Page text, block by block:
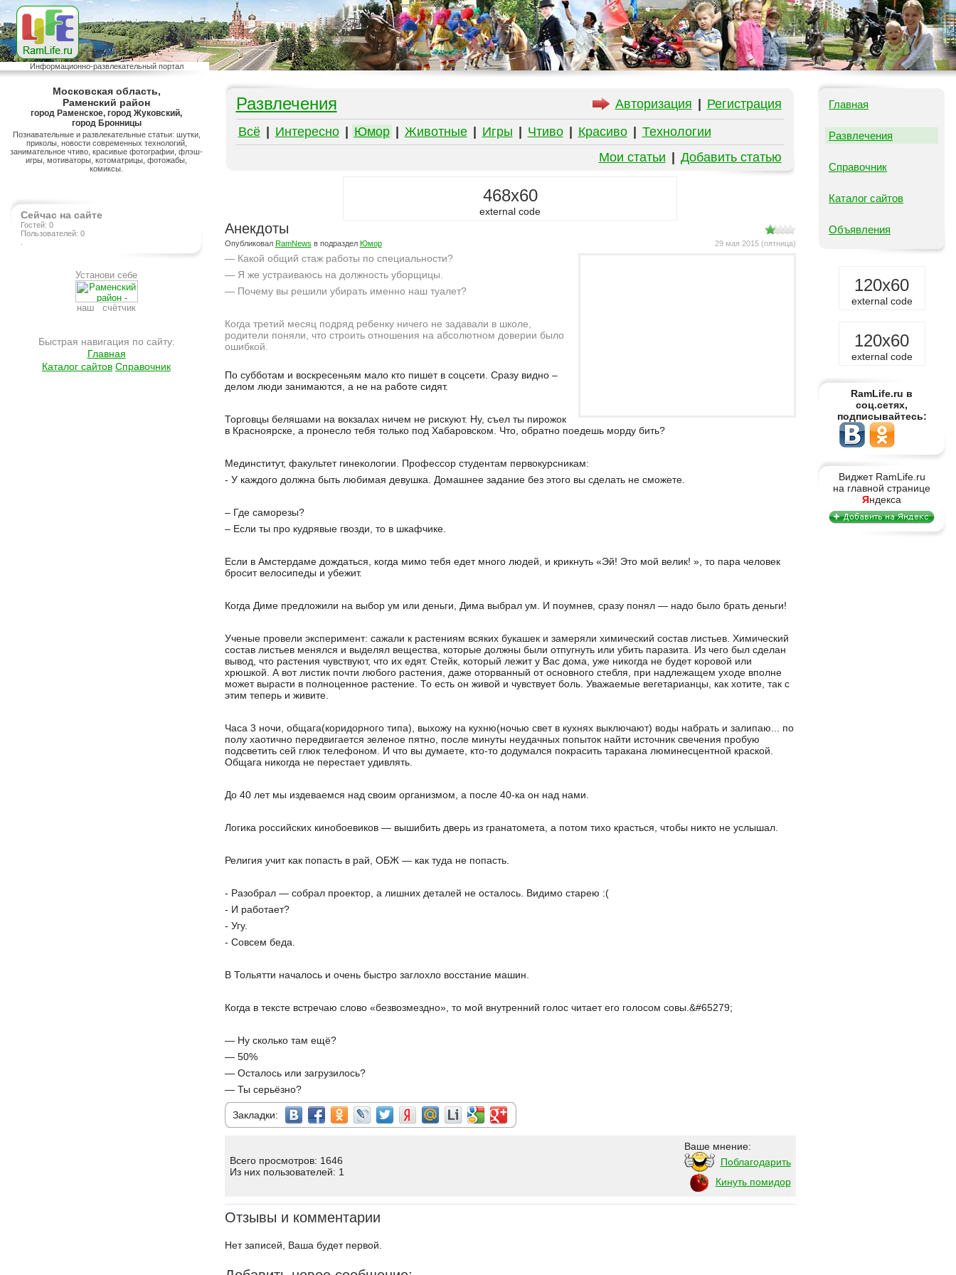
Информационно-развлекательный портал
Московская область,
Раменский район
город Раменское, город Жуковский,
город Бронницы
Познавательные и развлекательные статьи: шутки,
приколы, новости современных технологий,
занимательное чтиво, красивые фотографии, флэш-
игры, мотиваторы, котоматрицы, фотожабы,
комиксы.
Сейчас на сайте
Гостей: 0
Пользователей: 0
Установи себе
наш счётчик
Быстрая навигация по сайту:
Главная
Каталог сайтов Справочник
Авторизация Регистрация
Развлечения
Всё Интересно Юмор Животные Игры Чтиво Красиво
Технологии
Мои статьи
Добавить статью
468x60
external code
Анекдоты
29 мая 2015 (пятница)
Опубликовал RamNews в подраздел Юмор
— Какой общий стаж работы по специальности?
— Я же устраиваюсь на должность уборщицы.
— Почему вы решили убирать именно наш туалет?
Когда третий месяц подряд ребенку ничего не задавали в школе,
родители поняли, что строить отношения на абсолютном доверии было
ошибкой.
По субботам и воскресеньям мало кто пишет в соцсети. Сразу видно –
делом люди занимаются, а не на работе сидят.
Торговцы беляшами на вокзалах ничем не рискуют. Ну, съел ты пирожок
в Красноярске, а пронесло тебя только под Хабаровском. Что, обратно поедешь морду бить?
Мединститут, факультет гинекологии. Профессор студентам первокурсникам:
- У каждого должна быть любимая девушка. Домашнее задание без этого вы сделать не сможете.
– Где саморезы?
– Если ты про кудрявые гвозди, то в шкафчике.
Если в Амстердаме дождаться, когда мимо тебя едет много людей, и крикнуть «Эй! Это мой велик! », то пара человек
бросит велосипеды и убежит.
Когда Диме предложили на выбор ум или деньги, Дима выбрал ум. И поумнев, сразу понял — надо было брать деньги!
Ученые провели эксперимент: сажали к растениям всяких букашек и замеряли химический состав листьев. Химический
состав листьев менялся и выделял вещества, которые должны были отпугнуть или убить паразита. Из чего был сделан
вывод, что растения чувствуют, что их едят. Стейк, который лежит у Вас дома, уже никогда не будет коровой или
хрюшкой. А вот листик почти любого растения, даже оторванный от основного стебля, при надлежащем уходе вполне
может вырасти в полноценное растение. То есть он живой и чувствует боль. Уважаемые вегетарианцы, как хотите, так с
этим теперь и живите.
Часа 3 ночи, общага(коридорного типа), выхожу на кухню(ночью свет в кухнях выключают) воды набрать и залипаю... по
полу хаотично передвигается зеленое пятно, после минуты неудачных попыток найти источник свечения пробую
подсветить сей глюк телефоном. И что вы думаете, кто-то додумался покрасить таракана люминесцентной краской.
Общага никогда не перестает удивлять.
До 40 лет мы издеваемся над своим организмом, а после 40-ка он над нами.
Логика российских кинобоевиков — вышибить дверь из гранатомета, а потом тихо красться, чтобы никто не услышал.
Религия учит как попасть в рай, ОБЖ — как туда не попасть.
- Разобрал — собрал проектор, а лишних деталей не осталось. Видимо старею :(
- И работает?
- Угу.
- Совсем беда.
В Тольятти началось и очень быстро заглохло восстание машин.
Когда в тексте встречаю слово «безвозмездно», то мой внутренний голос читает его голосом совы.&#65279;
— Ну сколько там ещё?
— 50%
— Осталось или загрузилось?
— Ты серьёзно?
Закладки:
Всего просмотров: 1646
Из них пользователей: 1
Ваше мнение:
Поблагодарить
Кинуть помидор
Отзывы и комментарии
Нет записей, Ваша будет первой.
Главная
Развлечения
Справочник
Каталог сайтов
Объявления
120x60
external code
120x60
external code
RamLife.ru в
соц.сетях,
подписывайтесь:
Виджет RamLife.ru
на главной странице
Яндекса